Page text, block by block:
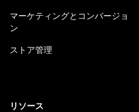
マーケティングとコンバージョ
ン
ストア管理
リソース